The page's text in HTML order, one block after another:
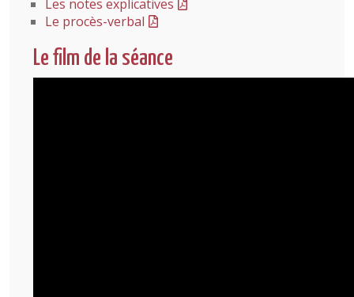
Les notes explicatives
Le procès-verbal
Le film de la séance